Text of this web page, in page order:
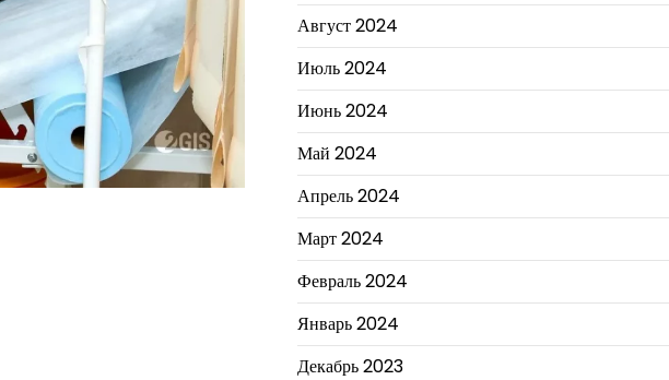
Август 2024
Июль 2024
Июнь 2024
Май 2024
Апрель 2024
Март 2024
Февраль 2024
Январь 2024
Декабрь 2023